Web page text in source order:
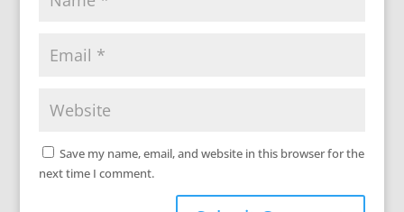
Save my name, email, and website in this browser for the
next time I comment.